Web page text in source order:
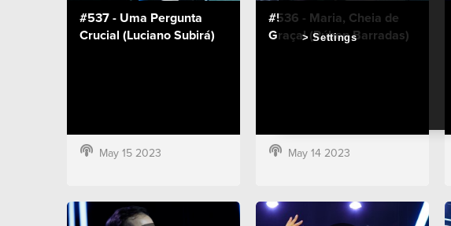
#537 - Uma Pergunta
Crucial (Luciano Subirá)
May 15 2023
#536 - Maria, Cheia de
Graça! (Rúben Barradas)
May 14 2023
Settings